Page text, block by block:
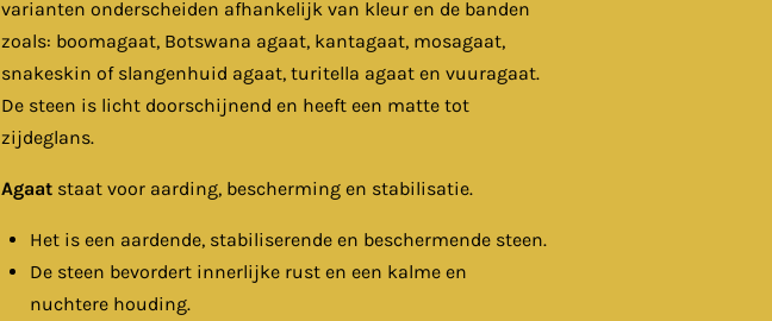
varianten onderscheiden afhankelijk van kleur en de banden
zoals: boomagaat, Botswana agaat, kantagaat, mosagaat,
snakeskin of slangenhuid agaat, turitella agaat en vuuragaat.
De steen is licht doorschijnend en heeft een matte tot
zijdeglans.
Agaat staat voor aarding, bescherming en stabilisatie.
Het is een aardende, stabiliserende en beschermende steen.
De steen bevordert innerlijke rust en een kalme en
nuchtere houding.